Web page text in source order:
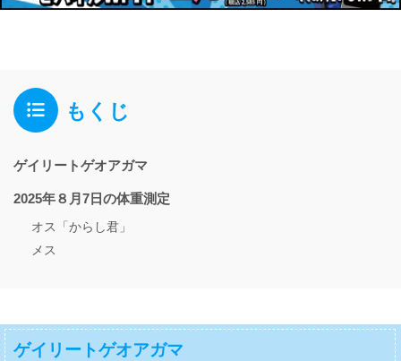
もくじ
ゲイリートゲオアガマ
2025年８月7日の体重測定
オス「からし君」
メス
ゲイリートゲオアガマ